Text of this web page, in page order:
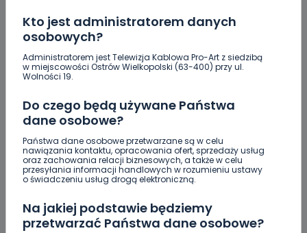
Kto jest administratorem danych
osobowych?
Administratorem jest Telewizja Kablowa Pro-Art z siedzibą
w miejscowości Ostrów Wielkopolski (63-400) przy ul.
Wolności 19.
Do czego będą używane Państwa
dane osobowe?
Państwa dane osobowe przetwarzane są w celu
nawiązania kontaktu, opracowania ofert, sprzedaży usług
oraz zachowania relacji biznesowych, a także w celu
przesyłania informacji handlowych w rozumieniu ustawy
o świadczeniu usług drogą elektroniczną.
Na jakiej podstawie będziemy
przetwarzać Państwa dane osobowe?
Jakość wody wróciła (prawie) do normy. Jest
komunikat sanepidu
Zatrzymany w Sośniach. Za połamane tablice
Nowe ustalenia w sprawie OZC. Kto spełnił warunki
przetargu, a kto próbował wrócić do gry?
Czy aquapark w Ostrowie powinien powstać?
Rozpoczęły się konsultacje
"Łącznik" w remoncie. Urząd miejski będzie
Ile jest klimy w szpitalu? Sprawdzamy w regionie